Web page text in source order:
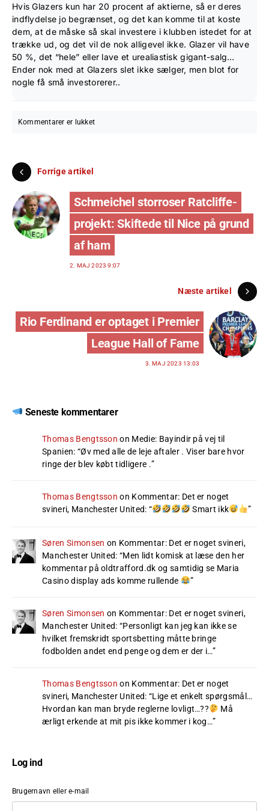
Hvis Glazers kun har 20 procent af aktierne, så er deres
indflydelse jo begrænset, og det kan komme til at koste
dem, at de måske så skal investere i klubben istedet for at
trække ud, og det vil de nok alligevel ikke. Glazer vil have
50 %, det “hele” eller lave et urealiastisk gigant-salg…
Ender nok med at Glazers slet ikke sælger, men blot for
nogle få små investorerer..
Kommentarer er lukket
Forrige artikel
Schmeichel storroser Ratcliffe-
projekt: Skiftede til Nice på grund
af ham
2. MAJ 2023 9:07
Næste artikel
Rio Ferdinand er optaget i Premier
League Hall of Fame
3. MAJ 2023 13:03
Seneste kommentarer
Thomas Bengtsson on Medie: Bayindir på vej til
Spanien: “Øv med alle de leje aftaler . Viser bare hvor
ringe der blev købt tidligere .”
Thomas Bengtsson on Kommentar: Det er noget
svineri, Manchester United: “ Smart ikk ”
Søren Simonsen on Kommentar: Det er noget svineri,
Manchester United: “Men lidt komisk at læse den her
kommentar på oldtrafford.dk og samtidig se Maria
Casino display ads komme rullende
”
Søren Simonsen on Kommentar: Det er noget svineri,
Manchester United: “Personligt kan jeg kan ikke se
hvilket fremskridt sportsbetting måtte bringe
fodbolden andet end penge og dem er der i…”
Thomas Bengtsson on Kommentar: Det er noget
svineri, Manchester United: “Lige et enkelt spørgsmål…
Hvordan kan man bryde reglerne lovligt…??
Må
ærligt erkende at mit pis ikke kommer i kog…”
Log ind
Brugernavn eller e-mail